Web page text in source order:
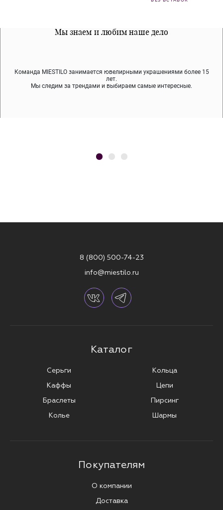
Мы знаем и любим наше дело
Команда MIESTILO занимается ювелирными украшениями более 15
лет.
Мы следим за трендами и выбираем самые интересные.
Все наши материалы гипоалергенны
Мы используем покрытие (родий, ювелирный сплав), которое не
содержит никеля и свинца — это исключает аллергию.
Примерка перед покупкой
Во время доставки спокойно примеряйте украшения, выбирайте те,
что вам нравятся, остальные заберёт курьер.
8 (800) 500-74-23
info@miestilo.ru
Каталог
Серьги
Каффы
Браслеты
Колье
Кольца
Цепи
Пирсинг
Шармы
Покупателям
О компании
Доставка